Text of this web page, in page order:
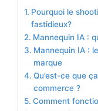
Pourquoi le
fastidieux?
Mannequin IA :
Mannequin IA :
marque
Qu’est-ce que
commerce ?
Comment